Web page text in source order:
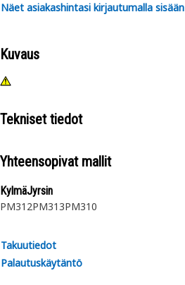
Näet asiakashintasi kirjautumalla sisään
Kuvaus
Tekniset tiedot
Yhteensopivat mallit
KylmäJyrsin
PM312PM313PM310
Takuutiedot
Palautuskäytäntö